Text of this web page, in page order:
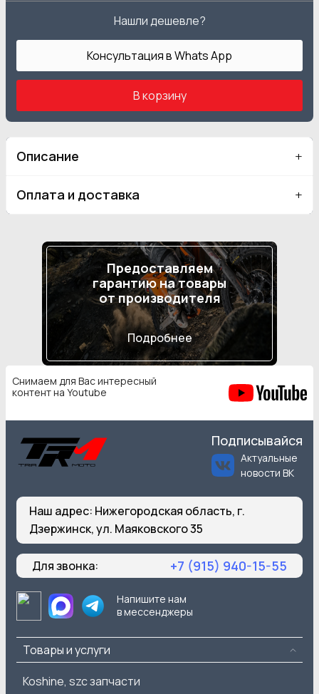
Нашли дешевле?
Консультация в Whats App
В корзину
Описание
Оплата и доставка
Предоставляем
гарантию на товары
от производителя
Подробнее
Снимаем для Вас интересный
контент на Youtube
Подписывайся
Актуальные
новости ВК
Наш адрес: Нижегородская область, г.
Дзержинск, ул. Маяковского 35
Для звонка: +7 (915) 940-15-55
Напишите нам
в мессенджеры
Товары и услуги
Koshine, szc запчасти